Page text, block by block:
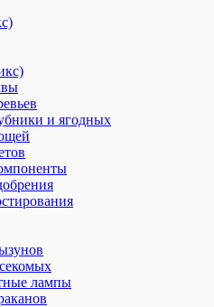
и ягодных
лампы